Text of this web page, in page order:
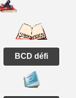
BCD défi